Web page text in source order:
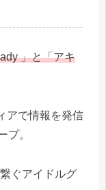
」と「アキ
アで情報を発信
プ。
ぐアイドルグ